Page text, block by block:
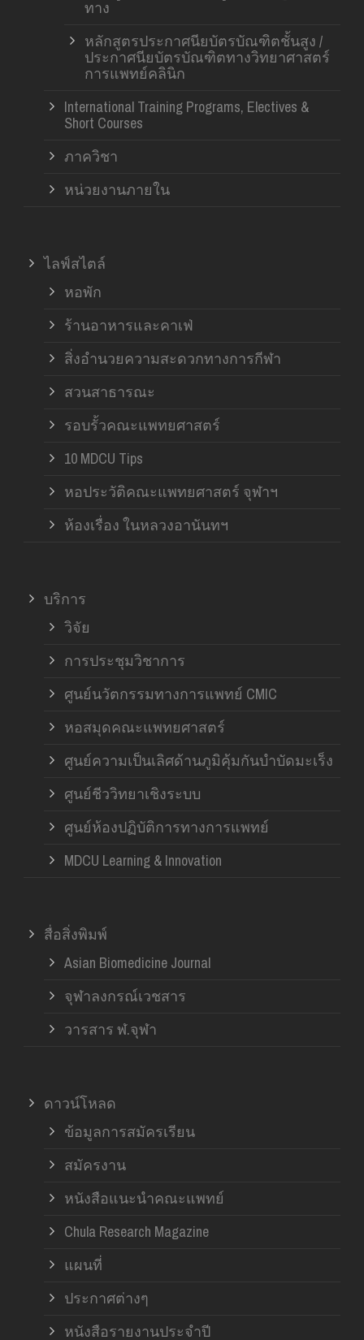
ทาง
หลักสูตรประกาศนียบัตรบัณฑิตชั้นสูง /
ประกาศนียบัตรบัณฑิตทางวิทยาศาสตร์
การแพทย์คลินิก
International Training Programs, Electives &
Short Courses
ภาควิชา
หน่วยงานภายใน
ไลฟ์สไตล์
หอพัก
ร้านอาหารและคาเฟ่
สิ่งอำนวยความสะดวกทางการกีฬา
สวนสาธารณะ
รอบรั้วคณะแพทยศาสตร์
10 MDCU Tips
หอประวัติคณะแพทยศาสตร์ จุฬาฯ
ห้องเรื่อง ในหลวงอานันทฯ
บริการ
วิจัย
การประชุมวิชาการ
ศูนย์นวัตกรรมทางการแพทย์ CMIC
หอสมุดคณะแพทยศาสตร์
ศูนย์ความเป็นเลิศด้านภูมิคุ้มกันบำบัดมะเร็ง
ศูนย์ชีววิทยาเชิงระบบ
ศูนย์ห้องปฏิบัติการทางการแพทย์
MDCU Learning & Innovation
สื่อสิ่งพิมพ์
Asian Biomedicine Journal
จุฬาลงกรณ์เวชสาร
วารสาร ฬ.จุฬา
ดาวน์โหลด
ข้อมูลการสมัครเรียน
สมัครงาน
หนังสือแนะนำคณะแพทย์
Chula Research Magazine
แผนที่
ประกาศต่างๆ
หนังสือรายงานประจำปี